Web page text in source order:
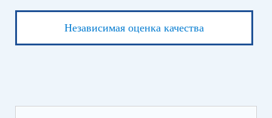
Независимая оценка качества